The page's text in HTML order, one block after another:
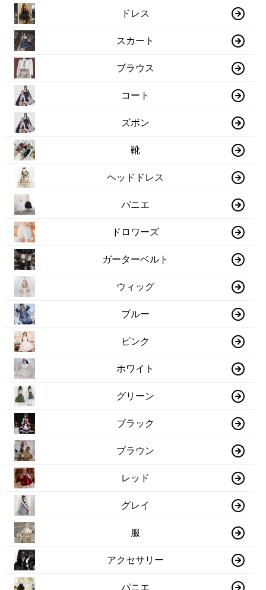
ドレス
スカート
ブラウス
コート
ズボン
靴
ヘッドドレス
パニエ
ドロワーズ
ガーターベルト
ウィッグ
ブルー
ピンク
ホワイト
グリーン
ブラック
ブラウン
レッド
グレイ
服
アクセサリー
パニエ